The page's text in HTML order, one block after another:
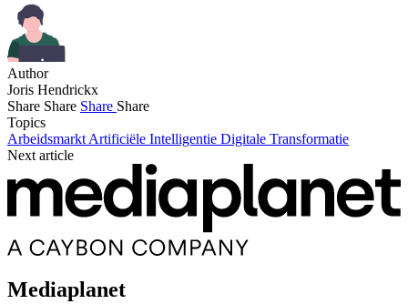
Author
Joris Hendrickx
Share Share Share Share
Topics
Arbeidsmarkt Artificiële Intelligentie Digitale Transformatie
Next article
Mediaplanet